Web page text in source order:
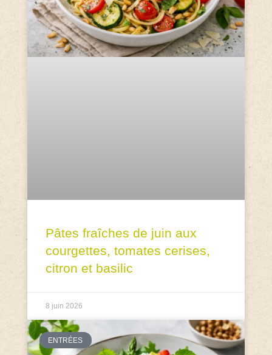
Pâtes fraîches de juin aux
courgettes, tomates cerises,
citron et basilic
8 juin 2026
ENTRÉES